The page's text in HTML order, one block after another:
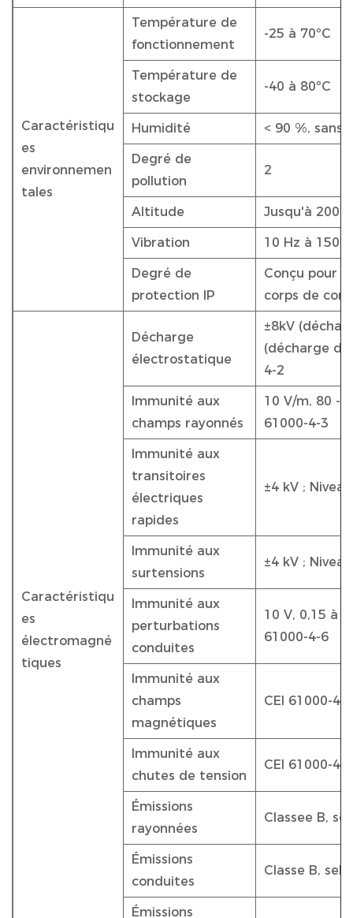
Caractéristiqu
es
environnemen
tales
Température de
fonctionnement
-25 à 70ºC
Température de
stockage
-40 à 80ºC
Humidité < 90 %, sans
Degré de
pollution
2
Altitude Jusqu'à
Vibration 10 Hz à 150
Degré de
protection IP
Conçu pour
corps de
Caractéristiqu
es
électromagné
tiques
Décharge
électrostatique
±8kV
(décharge
4-2
Immunité aux
champs rayonnés
10 V/m, 80 -
61000-4-3
Immunité aux
transitoires
électriques
rapides
±4 kV ;
Immunité aux
surtensions
±4 kV ;
Immunité aux
perturbations
conduites
10 V, 0,15 à
61000-4-6
Immunité aux
champs
magnétiques
CEI 61000-4-8
Immunité aux
chutes de tension
CEI 61000-4-
Émissions
rayonnées
Classee B,
Émissions
conduites
Classe B,
Émissions